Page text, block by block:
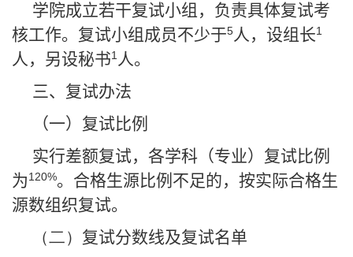
学院成立若干复试小组，负责具体复试考
核工作。复试小组成员不少于5人，设组长1
人，另设秘书1 人。
三、复试办法
（一）复试比例
实行差额复试，各学科（专业）复试比例
为120%。合格生源比例不足的，按实际合格生
源数组织复试。
（二） 复试分数线及复试名单